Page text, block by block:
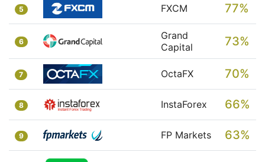
5 FXCM 77%
6
Grand
Capital
73%
7 OctaFX 70%
8 InstaForex 66%
9 FP Markets 63%